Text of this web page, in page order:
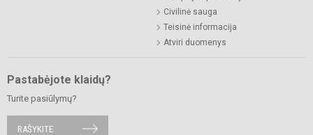
Civilinė sauga
Teisinė informacija
Atviri duomenys
Pastabėjote klaidų?
Turite pasiūlymų?
RAŠYKITE